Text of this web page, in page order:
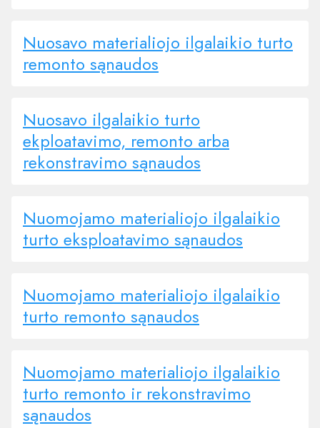
Nuosavo materialiojo ilgalaikio turto
remonto sąnaudos
Nuosavo ilgalaikio turto
ekploatavimo, remonto arba
rekonstravimo sąnaudos
Nuomojamo materialiojo ilgalaikio
turto eksploatavimo sąnaudos
Nuomojamo materialiojo ilgalaikio
turto remonto sąnaudos
Nuomojamo materialiojo ilgalaikio
turto remonto ir rekonstravimo
sąnaudos